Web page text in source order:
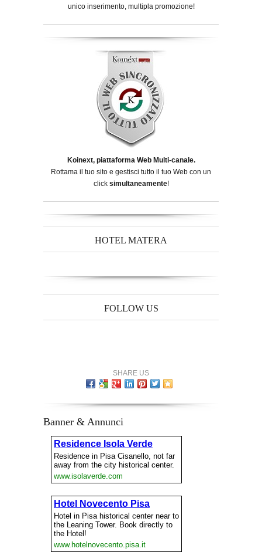
unico inserimento, multipla promozione!
Koinext, piattaforma Web Multi-canale.
Rottama il tuo sito e gestisci tutto il tuo Web con un
click simultaneamente!
HOTEL MATERA
FOLLOW US
SHARE US
Banner & Annunci